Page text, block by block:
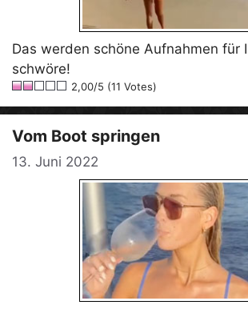
Das werden schöne Aufnahmen für
schwöre!
2,00/5 (11 Votes)
Vom Boot springen
13. Juni 2022